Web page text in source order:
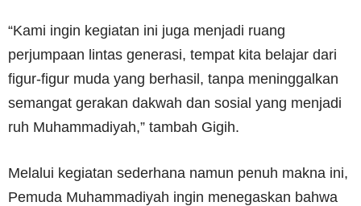
“Kami ingin kegiatan ini juga menjadi ruang
perjumpaan lintas generasi, tempat kita belajar dari
figur-figur muda yang berhasil, tanpa meninggalkan
semangat gerakan dakwah dan sosial yang menjadi
ruh Muhammadiyah,” tambah Gigih.
Melalui kegiatan sederhana namun penuh makna ini,
Pemuda Muhammadiyah ingin menegaskan bahwa